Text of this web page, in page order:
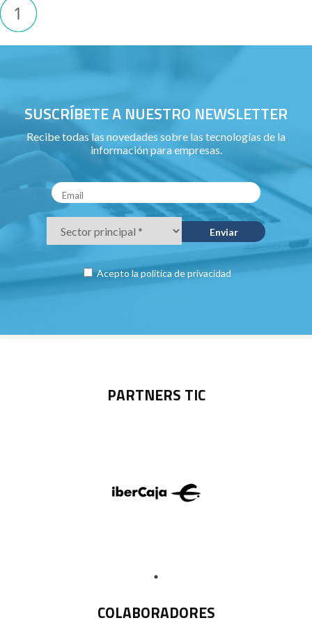
SUSCRÍBETE A NUESTRO NEWSLETTER
Recibe todas las novedades sobre las tecnologías de la
información para empresas.
Acepto la política de privacidad
PARTNERS TIC
COLABORADORES